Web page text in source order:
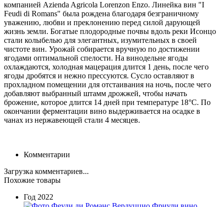
компанией Azienda Agricola Lorenzon Enzo. Линейка вин "I
Feudi di Romans" была рождена благодаря безграничному
уважению, любви и преклонению перед силой дарующей
жизнь земли. Богатые плодородные почвы вдоль реки Исонцо
стали колыбелью для элегантных, изумительных в своей
чистоте вин. Урожай собирается вручную по достижении
ягодами оптимальной спелости. На винодельне ягоды
охлаждаются, холодная мацерация длится 1 день, после чего
ягоды дробятся и нежно прессуются. Сусло оставляют в
прохладном помещении для отстаивания на ночь, после чего
добавляют выбранный штамм дрожжей, чтобы начать
брожение, которое длится 14 дней при температуре 18°С. По
окончании ферментации вино выдерживается на осадке в
чанах из нержавеющей стали 4 месяцев.
Комментарии
Загрузка комментариев...
Похожие товары
Год 2022